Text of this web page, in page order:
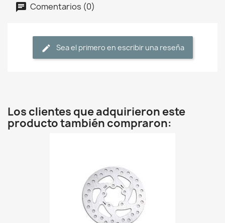
Comentarios (0)
Sea el primero en escribir una reseña
Los clientes que adquirieron este
producto también compraron: